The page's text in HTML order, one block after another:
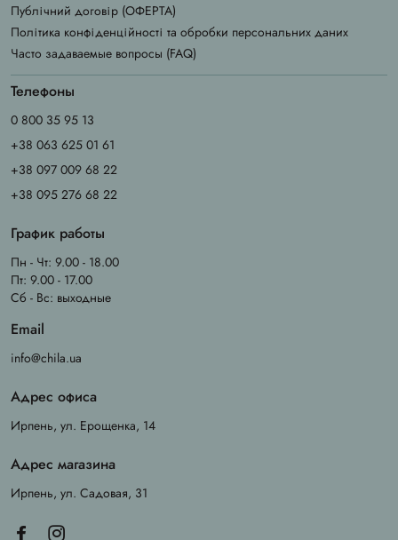
Публічний договір (ОФЕРТА)
Політика конфіденційності та обробки персональних даних
Часто задаваемые вопросы (FAQ)
Телефоны
0 800 35 95 13
+38 063 625 01 61
+38 097 009 68 22
+38 095 276 68 22
График работы
Пн - Чт: 9.00 - 18.00
Пт: 9.00 - 17.00
Сб - Вс: выходные
Email
info@chila.ua
Адрес офиса
Ирпень, ул. Ерощенка, 14
Адрес магазина
Ирпень, ул. Садовая, 31